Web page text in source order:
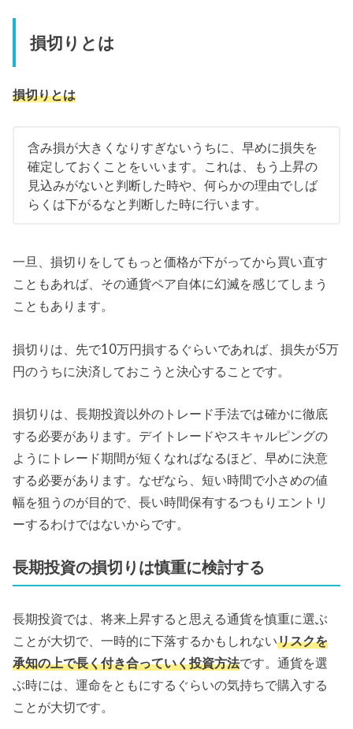
損切りとは
損切りとは
含み損が大きくなりすぎないうちに、早めに損失を
確定しておくことをいいます。これは、もう上昇の
見込みがないと判断した時や、何らかの理由でしば
らくは下がるなと判断した時に行います。
一旦、損切りをしてもっと価格が下がってから買い直す
こともあれば、その通貨ペア自体に幻滅を感じてしまう
こともあります。
損切りは、先で10万円損するぐらいであれば、損失が5万
円のうちに決済しておこうと決心することです。
損切りは、長期投資以外のトレード手法では確かに徹底
する必要があります。デイトレードやスキャルピングの
ようにトレード期間が短くなればなるほど、早めに決意
する必要があります。なぜなら、短い時間で小さめの値
幅を狙うのが目的で、長い時間保有するつもりエントリ
ーするわけではないからです。
長期投資の損切りは慎重に検討する
長期投資では、将来上昇すると思える通貨を慎重に選ぶ
ことが大切で、一時的に下落するかもしれないリスクを
承知の上で長く付き合っていく投資方法です。通貨を選
ぶ時には、運命をともにするぐらいの気持ちで購入する
ことが大切です。